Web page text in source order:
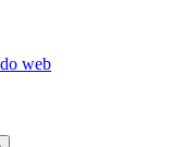
web